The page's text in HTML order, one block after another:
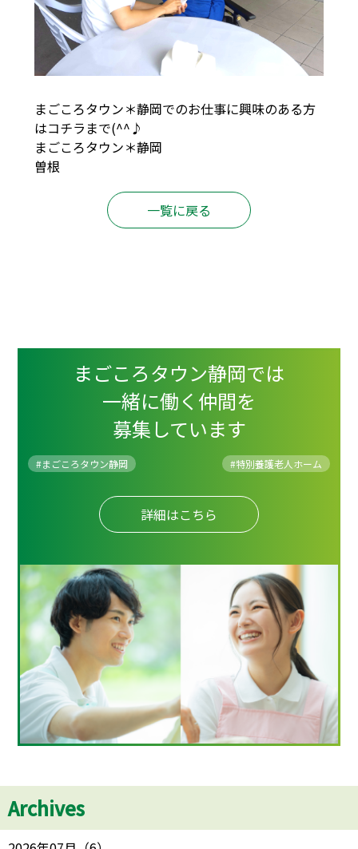
まごころタウン＊静岡でのお仕事に興味のある方
はコチラ まで(^^♪
まごころタウン＊静岡
曽根
一覧に戻る
まごころタウン静岡では
一緒に働く仲間を
募集しています
#まごころタウン静岡 #特別養護老人ホーム
詳細はこちら
Archives